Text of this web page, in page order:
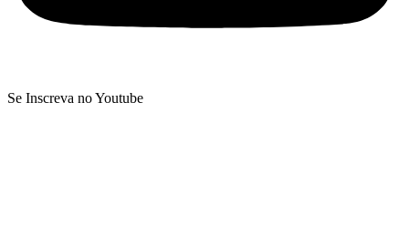
Se Inscreva no Youtube